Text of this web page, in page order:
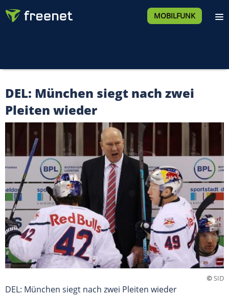
MOBILFUNK
DEL: München siegt nach zwei
Pleiten wieder
©SID
DEL: München siegt nach zwei Pleiten wieder